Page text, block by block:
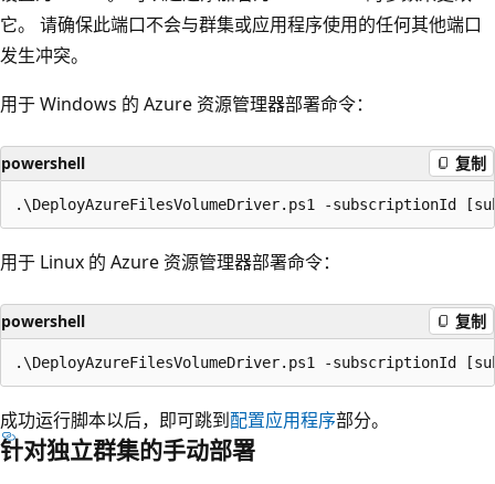
它。 请确保此端口不会与群集或应用程序使用的任何其他端口
发生冲突。
用于 Windows 的 Azure 资源管理器部署命令：
powershell 复制
用于 Linux 的 Azure 资源管理器部署命令：
powershell 复制
成功运行脚本以后，即可跳到配置应用程序部分。
针对独立群集的手动部署